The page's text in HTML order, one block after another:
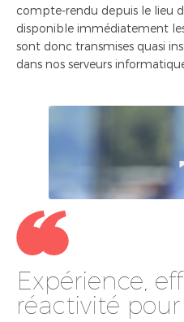
compte-rendu depuis le lieu
disponible immédiatement
sont donc transmises quasi
dans nos serveurs
Expérience,
réactivité pour